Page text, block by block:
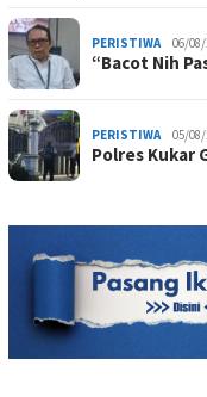
PERISTIWA 06/08/
“Bacot Nih
PERISTIWA 05/08/
Polres Kukar